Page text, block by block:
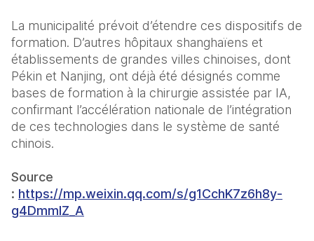
La municipalité prévoit d’étendre ces dispositifs de
formation. D’autres hôpitaux shanghaïens et
établissements de grandes villes chinoises, dont
Pékin et Nanjing, ont déjà été désignés comme
bases de formation à la chirurgie assistée par IA,
confirmant l’accélération nationale de l’intégration
de ces technologies dans le système de santé
chinois.
Source
: https://mp.weixin.qq.com/s/g1CchK7z6h8y-
g4DmmIZ_A